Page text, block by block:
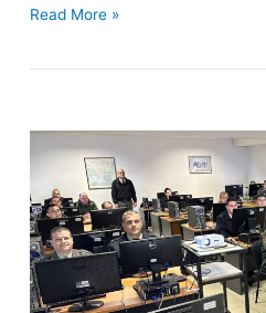
Read More »
Ολοκλήρωση
Σχολείου
ΧΕΜΕ